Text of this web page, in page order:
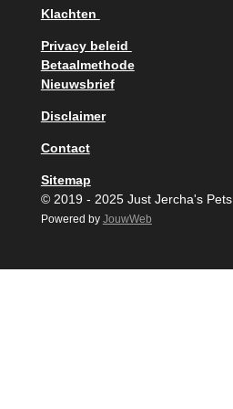
Klachten
Privacy beleid
Betaalmethode
Nieuwsbrief
Disclaimer
Contact
Sitemap
© 2019 - 2025 Just Jercha's Pets
Powered by JouwWeb